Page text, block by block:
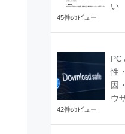
い
45件のビュー
PC
性
因
ウ
42件のビュー